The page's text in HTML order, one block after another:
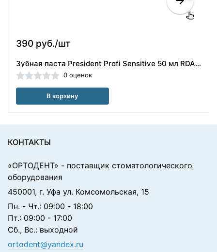
390 руб./шт
Зубная паста President Profi Sensitive 50 мл RDA 25 для чувствительных зубов President/110004
0 оценок
В корзину
КОНТАКТЫ
«ОРТОДЕНТ» - поставщик стоматологического
оборудования
450001, г. Уфа ул. Комсомольская, 15
Пн. - Чт.: 09:00 - 18:00
Пт.: 09:00 - 17:00
Сб., Вс.: выходной
ortodent@yandex.ru